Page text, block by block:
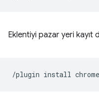
Eklentiyi pazar yeri kayıt
/plugin install